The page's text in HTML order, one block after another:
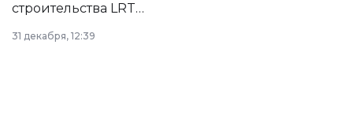
строительства LRT
в Астане из
республиканского
31 декабря, 12:39